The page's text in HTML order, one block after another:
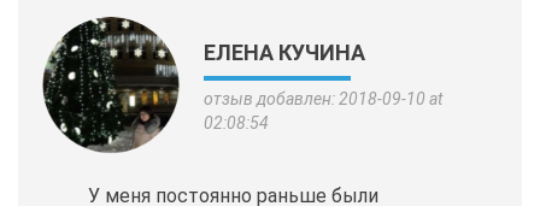
ЕЛЕНА КУЧИНА
отзыв добавлен: 2018-09-10 at
02:08:54
У меня постоянно раньше были